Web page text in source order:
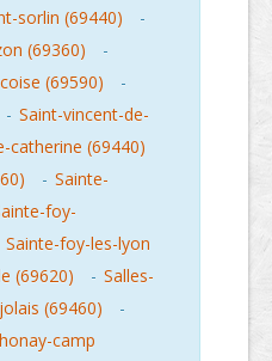
sorlin (69440)
-
(69360)
-
(69590)
-
- Saint-vincent-de-
catherine (69440)
- Sainte-
foy-
Sainte-foy-les-lyon
(69620) - Salles-
(69460)
-
camp